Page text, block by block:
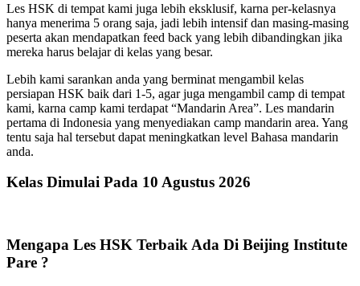
Les HSK di tempat kami juga lebih eksklusif, karna per-kelasnya
hanya menerima 5 orang saja, jadi lebih intensif dan masing-masing
peserta akan mendapatkan feed back yang lebih dibandingkan jika
mereka harus belajar di kelas yang besar.
Lebih kami sarankan anda yang berminat mengambil kelas
persiapan HSK baik dari 1-5, agar juga mengambil camp di tempat
kami, karna camp kami terdapat “Mandarin Area”. Les mandarin
pertama di Indonesia yang menyediakan camp mandarin area. Yang
tentu saja hal tersebut dapat meningkatkan level Bahasa mandarin
anda.
Kelas Dimulai Pada 10 Agustus 2026
Mengapa Les HSK Terbaik Ada Di Beijing Institute
Pare ?